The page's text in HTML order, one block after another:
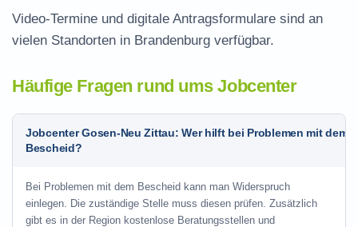
Video-Termine und digitale Antragsformulare sind an
vielen Standorten in Brandenburg verfügbar.
Häufige Fragen rund ums Jobcenter
Jobcenter Gosen-Neu Zittau: Wer hilft bei Problemen mit dem
Bescheid?
Bei Problemen mit dem Bescheid kann man Widerspruch
einlegen. Die zuständige Stelle muss diesen prüfen. Zusätzlich
gibt es in der Region kostenlose Beratungsstellen und